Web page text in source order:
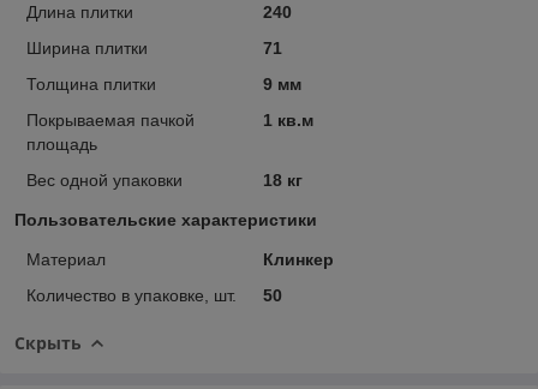
Длина плитки
240
Ширина плитки
71
Толщина плитки
9 мм
Покрываемая пачкой
площадь
1 кв.м
Вес одной упаковки 18 кг
Пользовательские характеристики
Материал
Клинкер
Количество в упаковке, шт.
50
Скрыть